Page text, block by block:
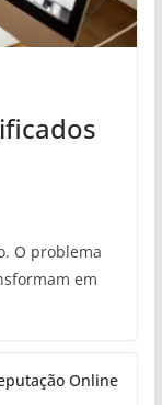
O problema
em
Online